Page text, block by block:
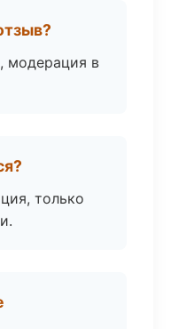
модерация в
только